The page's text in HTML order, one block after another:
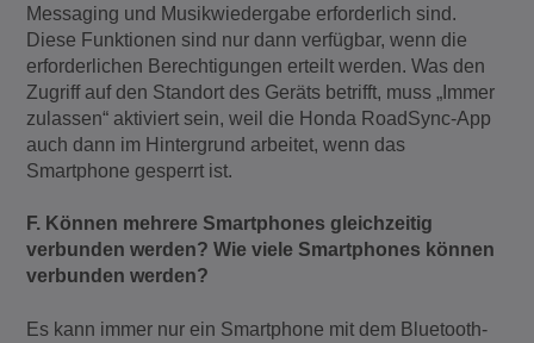
Messaging und Musikwiedergabe erforderlich sind.
Diese Funktionen sind nur dann verfügbar, wenn die
erforderlichen Berechtigungen erteilt werden. Was den
Zugriff auf den Standort des Geräts betrifft, muss „Immer
zulassen“ aktiviert sein, weil die Honda RoadSync-App
auch dann im Hintergrund arbeitet, wenn das
Smartphone gesperrt ist.
F. Können mehrere Smartphones gleichzeitig
verbunden werden? Wie viele Smartphones können
verbunden werden?
Es kann immer nur ein Smartphone mit dem Bluetooth-